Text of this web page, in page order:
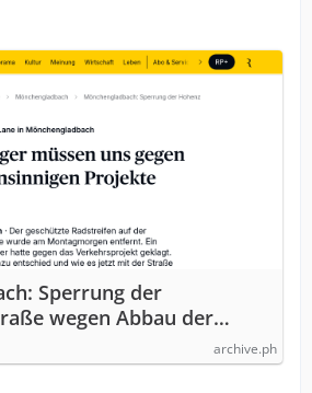
Sperrung der
wegen Abbau der
archive.ph